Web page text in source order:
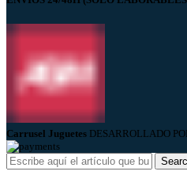
Carrusel Juguetes DESARROLLADO